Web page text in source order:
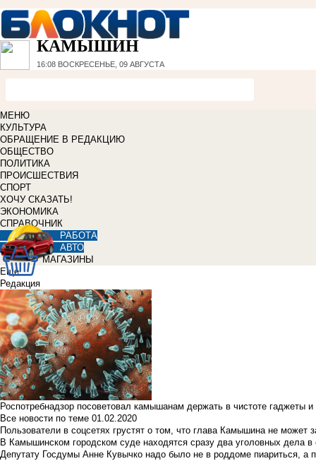
КАМЫШИН
16:08 ВОСКРЕСЕНЬЕ, 09 АВГУСТА
МЕНЮ
КУЛЬТУРА
ОБРАЩЕНИЕ В РЕДАКЦИЮ
ОБЩЕСТВО
ПОЛИТИКА
ПРОИСШЕСТВИЯ
СПОРТ
ХОЧУ СКАЗАТЬ!
ЭКОНОМИКА
СПРАВОЧНИК
РАБОТА
АВТО
МАГАЗИНЫ
Еще
Редакция
Роспотребнадзор посоветовал камышанам держать в чистоте гаджеты
Все новости по теме 01.02.2020
Пользователи в соцсетях грустят о том, что глава Камышина не может
В Камышинском городском суде находятся сразу два уголовных дела
Депутату Госдумы Анне Кувычко надо было не в роддоме пиариться, а